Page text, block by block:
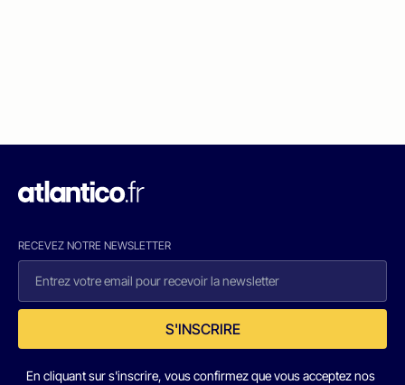
RECEVEZ NOTRE NEWSLETTER
S'INSCRIRE
En cliquant sur s'inscrire, vous confirmez que vous acceptez nos